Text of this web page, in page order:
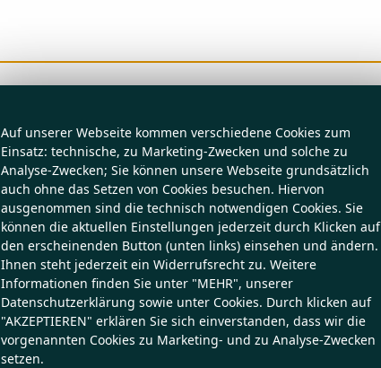
Auf unserer Webseite kommen verschiedene Cookies zum
Einsatz: technische, zu Marketing-Zwecken und solche zu
Analyse-Zwecken; Sie können unsere Webseite grundsätzlich
auch ohne das Setzen von Cookies besuchen. Hiervon
ausgenommen sind die technisch notwendigen Cookies. Sie
können die aktuellen Einstellungen jederzeit durch Klicken auf
den erscheinenden Button (unten links) einsehen und ändern.
Ihnen steht jederzeit ein Widerrufsrecht zu. Weitere
Informationen finden Sie unter "MEHR", unserer
Datenschutzerklärung sowie unter Cookies. Durch klicken auf
"AKZEPTIEREN" erklären Sie sich einverstanden, dass wir die
vorgenannten Cookies zu Marketing- und zu Analyse-Zwecken
setzen.